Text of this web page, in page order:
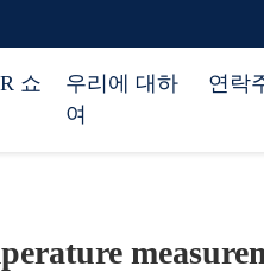
쇼
우리에 대하
여
연락